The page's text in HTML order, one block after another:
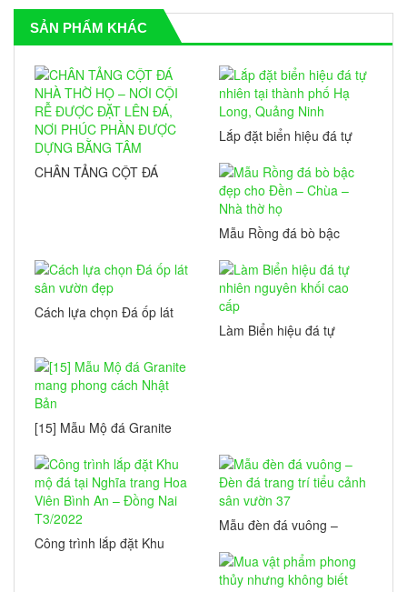
SẢN PHẨM KHÁC
CHÂN TẢNG CỘT ĐÁ
Lắp đặt biển hiệu đá tự
Long, Quảng Ninh
Mẫu Rồng đá bò bậc
Nhà thờ họ
Cách lựa chọn Đá ốp lát
Làm Biển hiệu đá tự
[15] Mẫu Mộ đá Granite
Bản
Công trình lắp đặt Khu
Mẫu đèn đá vuông –
cảnh sân vườn 37